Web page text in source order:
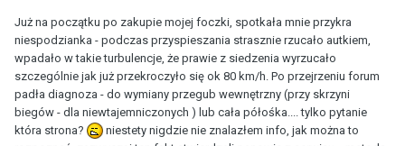
Już na początku po zakupie mojej foczki, spotkała mnie przykra
niespodzianka - podczas przyspieszania strasznie rzucało autkiem,
wpadało w takie turbulencje, że prawie z siedzenia wyrzucało
szczególnie jak już przekroczyło się ok 80 km/h. Po przejrzeniu forum
padła diagnoza - do wymiany przegub wewnętrzny (przy skrzyni
biegów - dla niewtajemniczonych ) lub cała półośka.... tylko pytanie
która strona?
niestety nigdzie nie znalazłem info, jak można to